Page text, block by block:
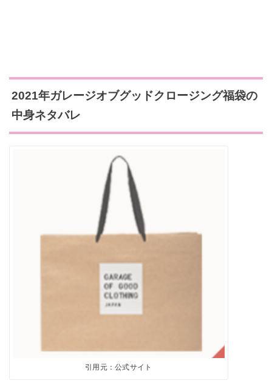
2021年ガレージオブグッドクロージング福袋の
中身ネタバレ
引用元：公式サイト